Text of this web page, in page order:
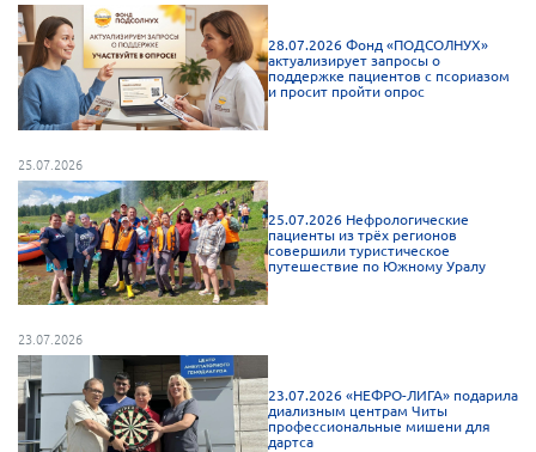
28.07.2026 Фонд «ПОДСОЛНУХ»
актуализирует запросы о
поддержке пациентов с псориазом
и просит пройти опрос
25.07.2026
25.07.2026 Нефрологические
пациенты из трёх регионов
совершили туристическое
путешествие по Южному Уралу
23.07.2026
23.07.2026 «НЕФРО-ЛИГА» подарила
диализным центрам Читы
профессиональные мишени для
дартса